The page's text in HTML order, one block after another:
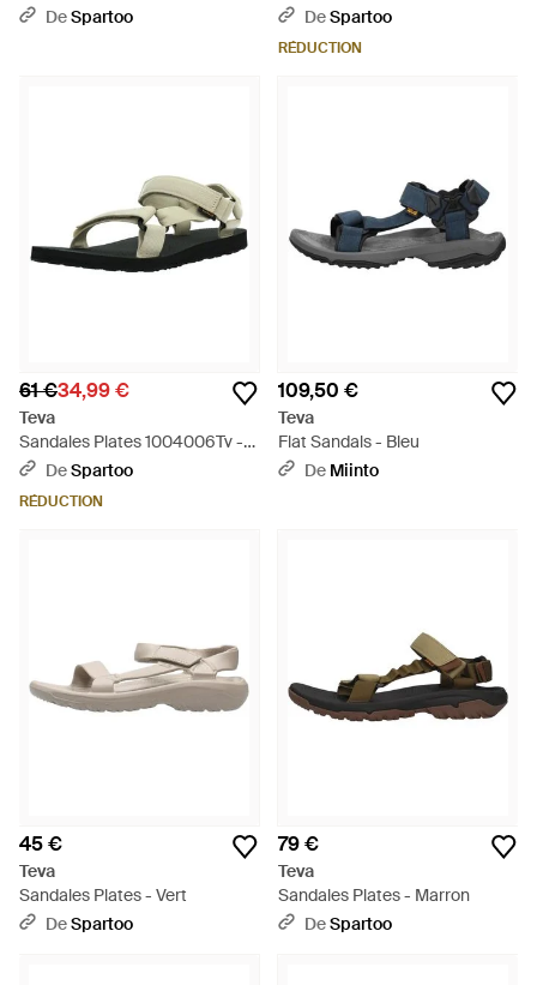
Marron
DeSpartoo
Midform Univers - Noir
DeSpartoo
RÉDUCTION
61 €34,99 €
Teva
Sandales Plates 1004006Tv -
VertDeSpartoo
RÉDUCTION
109,50 €
Teva
Flat Sandals - Bleu
De Miinto
45 €
Teva
Sandales Plates - Vert
DeSpartoo
79 €
Teva
Sandales Plates - Marron
DeSpartoo